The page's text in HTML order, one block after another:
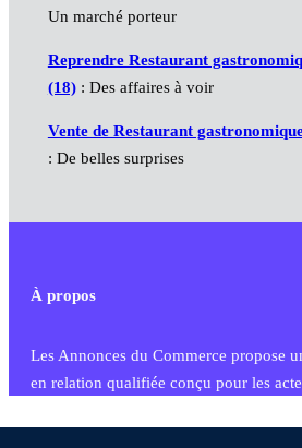
Un marché porteur
Reprendre Restaurant
(18): Des affaires à voir
Vente de Restaurant
: De belles surprises
À propos
Les Annonces du Commerce propose
en relation qualifiée conçu pour les
commercial et les collectivités